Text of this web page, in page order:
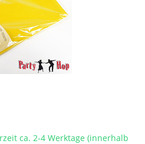
ca. 2-4 Werktage (innerhalb